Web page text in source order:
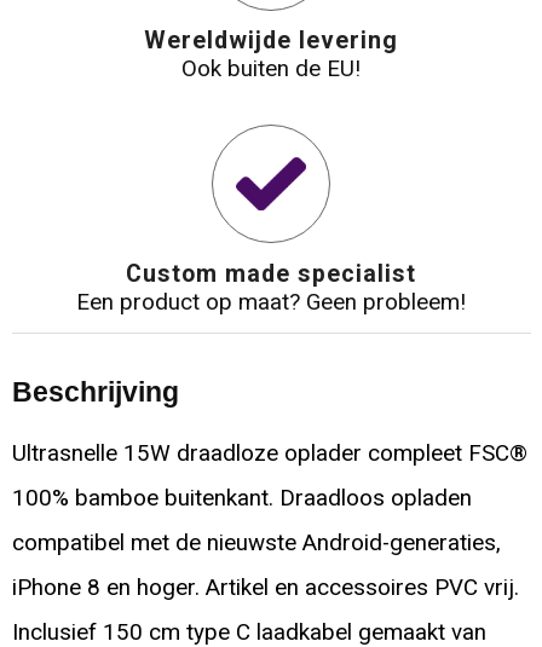
Wereldwijde levering
Ook buiten de EU!
Custom made specialist
Een product op maat? Geen probleem!
Beschrijving
Ultrasnelle 15W draadloze oplader compleet FSC®
100% bamboe buitenkant. Draadloos opladen
compatibel met de nieuwste Android-generaties,
iPhone 8 en hoger. Artikel en accessoires PVC vrij.
Inclusief 150 cm type C laadkabel gemaakt van